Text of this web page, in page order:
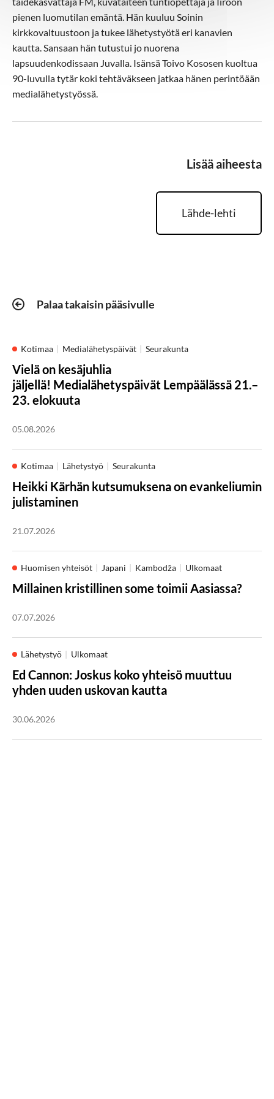
pienen luomutilan emäntä. Hän kuuluu Soinin
kirkkovaltuustoon ja tukee lähetystyötä eri kanavien
kautta. Sansaan hän tutustui jo nuorena
lapsuudenkodissaan Juvalla. Isänsä Toivo Kososen kuoltua
90-luvulla tytär koki tehtäväkseen jatkaa hänen perintöään
medialähetystyössä.
Lisää aiheesta
Lähde-lehti
Palaa takaisin pääsivulle
Kotimaa Medialähetyspäivät Seurakunta
Vielä on kesäjuhlia
jäljellä! Medialähetyspäivät Lempäälässä 21.–
23. elokuuta
05.08.2026
Kotimaa Lähetystyö Seurakunta
Heikki Kärhän kutsumuksena on evankeliumin
julistaminen
21.07.2026
Huomisen yhteisöt Japani Kambodža Ulkomaat
Millainen kristillinen some toimii Aasiassa?
07.07.2026
Lähetystyö Ulkomaat
Ed Cannon: Joskus koko yhteisö muuttuu
yhden uuden uskovan kautta
30.06.2026